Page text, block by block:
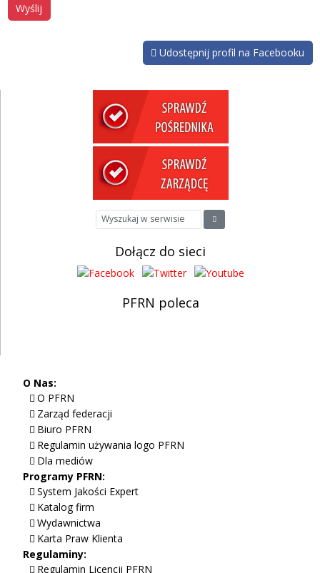
Wyślij
Udostępnij profil na Facebooku
Dołącz do sieci
PFRN poleca
O Nas:
O PFRN
Zarząd federacji
Biuro PFRN
Regulamin używania logo PFRN
Dla mediów
Programy PFRN:
System Jakości Expert
Katalog firm
Wydawnictwa
Karta Praw Klienta
Regulaminy:
Regulamin Licencji PFRN